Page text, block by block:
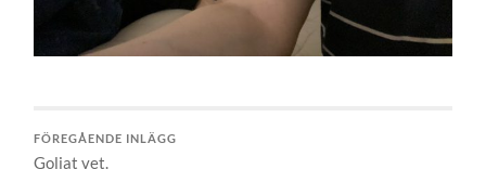
FÖREGÅENDE INLÄGG
Goliat vet.